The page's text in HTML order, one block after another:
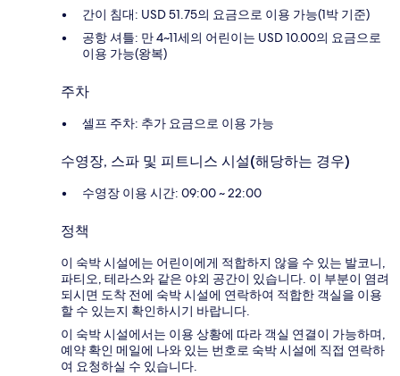
간이 침대: USD 51.75의 요금으로 이용 가능(1박 기준)
공항 셔틀: 만 4~11세의 어린이는 USD 10.00의 요금으로
이용 가능(왕복)
주차
셀프 주차: 추가 요금으로 이용 가능
수영장, 스파 및 피트니스 시설(해당하는 경우)
수영장 이용 시간: 09:00 ~ 22:00
정책
이 숙박 시설에는 어린이에게 적합하지 않을 수 있는 발코니,
파티오, 테라스와 같은 야외 공간이 있습니다. 이 부분이 염려
되시면 도착 전에 숙박 시설에 연락하여 적합한 객실을 이용
할 수 있는지 확인하시기 바랍니다.
이 숙박 시설에서는 이용 상황에 따라 객실 연결이 가능하며,
예약 확인 메일에 나와 있는 번호로 숙박 시설에 직접 연락하
여 요청하실 수 있습니다.